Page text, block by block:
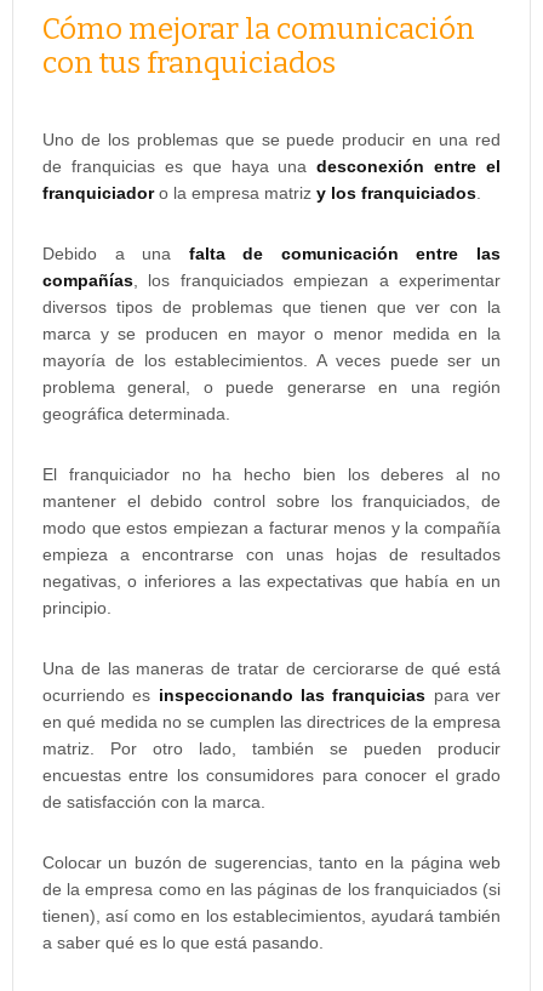
Cómo mejorar la comunicación
con tus franquiciados
Uno de los problemas que se puede producir en una red
de franquicias es que haya unadesconexión entre el
franquiciadoro la empresa matriz y los franquiciados
Debido a una falta de comunicación entre las
compañías , los franquiciados empiezan a experimentar
diversos tipos de problemas que tienen que ver con la
marca y se producen en mayor o menor medida en la
mayoría de los establecimientos. A veces puede ser un
problema general, o puede generarse en una región
geográfica determinada.
El franquiciador no ha hecho bien los deberes al no
mantener el debido control sobre los franquiciados, de
modo que estos empiezan a facturar menos y la compañía
empieza a encontrarse con unas hojas de resultados
negativas, o inferiores a las expectativas que había en un
principio.
Una de las maneras de tratar de cerciorarse de qué está
ocurriendo es inspeccionando las franquicias para ver
en qué medida no se cumplen las directrices de la empresa
matriz. Por otro lado, también se pueden producir
encuestas entre los consumidores para conocer el grado
de satisfacción con la marca.
Colocar un buzón de sugerencias, tanto en la página web
de la empresa como en las páginas de los franquiciados (si
tienen), así como en los establecimientos, ayudará también
a saber qué es lo que está pasando.